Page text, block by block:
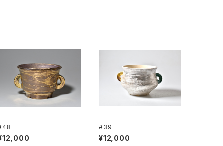
#39
¥12,000